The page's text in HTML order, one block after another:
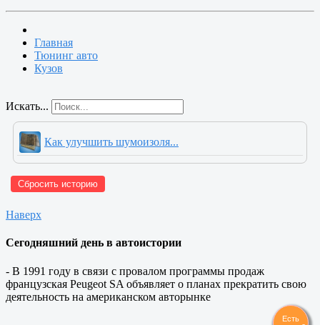
Главная
Тюнинг авто
Кузов
Искать...
Как улучшить шумоизоля...
Сбросить историю
Есть
Наверх
Сегодняшний день в автоистории
- В 1991 году в связи с провалом программы продаж
французская Peugeot SA объявляет о планах прекратить свою
деятельность на американском авторынке